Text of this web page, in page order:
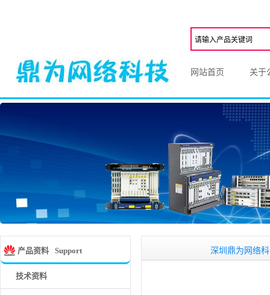
网站首页 关于
产品资料 Support
技术资料
深圳鼎为网络科,一家从